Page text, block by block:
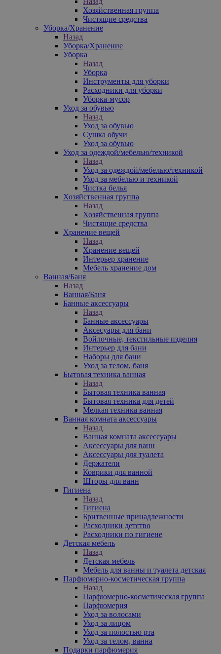
Хозяйственная группа
Чистящие средства
Уборка/Хранение
Назад
Уборка/Хранение
Уборка
Назад
Уборка
Инструменты для уборки
Расходники для уборки
Уборка-мусор
Уход за обувью
Назад
Уход за обувью
Сушка обучи
Уход за обувью
Уход за одеждой/мебелью/техникой
Назад
Уход за одеждой/мебелью/техникой
Уход за мебелью и техникой
Чистка белья
Хозяйственная группа
Назад
Хозяйственная группа
Чистящие средства
Хранение вещей
Назад
Хранение вещей
Интерьер хранение
Мебель хранение дом
Ванная/Баня
Назад
Ванная/Баня
Банные аксессуары
Назад
Банные аксессуары
Аксесуары для бани
Войлочные, текстильные изделия
Интерьер для бани
Наборы для бани
Уход за телом, баня
Бытовая техника ванная
Назад
Бытовая техника ванная
Бытовая техника для детей
Мелкая техника ванная
Ванная комната аксессуары
Назад
Ванная комната аксессуары
Аксессуары для ванн
Аксессуары для туалета
Держатели
Коврики для ванной
Шторы для ванн
Гигиена
Назад
Гигиена
Бритвенные принадлежности
Расходники детство
Расходники по гигиене
Детская мебель
Назад
Детская мебель
Мебель для ванны и туалета детская
Парфюмерно-косметическая группа
Назад
Парфюмерно-косметическая группа
Парфюмерия
Уход за волосами
Уход за лицом
Уход за полостью рта
Уход за телом, ванна
Подарки парфюмерия